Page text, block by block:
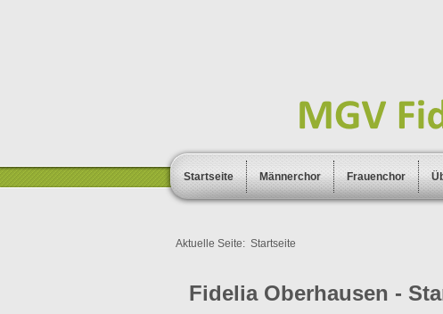
Startseite Männerchor Frauenchor
Aktuelle Seite: Startseite
Fidelia Oberhausen -